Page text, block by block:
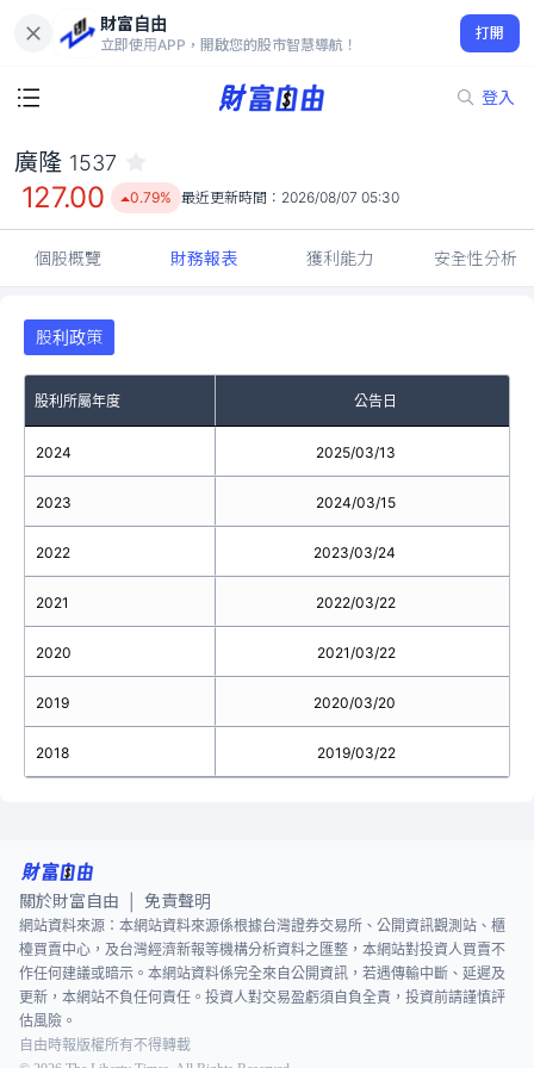
財富自由
立即使用APP，開啟您的股市智慧導航！
打開
登入
127.00
0.79%
廣隆 1537
127.00 0.79% 最近更新時間： 2026/08/07 05:30
個股概覽 財務報表 獲利能力 安全性分析
股利政策
股利所屬年度 公告日
2024
2023
2022
2021
2020
2019
2018
2025/03/13
2024/03/15
2023/03/24
2022/03/22
2021/03/22
2020/03/20
2019/03/22
關於財富自由 免責聲明
網站資料來源：本網站資料來源係根據台灣證券交易所、公開資訊觀測站、櫃
檯買賣中心，及台灣經濟新報等機構分析資料之匯整，本網站對投資人買賣不
作任何建議或暗示。本網站資料係完全來自公開資訊，若遇傳輸中斷、延遲及
更新，本網站不負任何責任。投資人對交易盈虧須自負全責，投資前請謹慎評
估風險。
自由時報版權所有不得轉載